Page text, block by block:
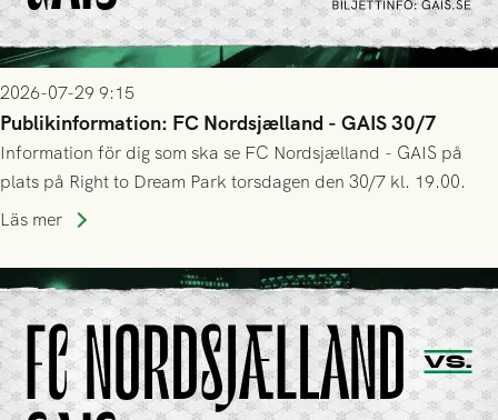
2026-07-29 9:15
Publikinformation: FC Nordsjælland - GAIS 30/7
Information för dig som ska se FC Nordsjælland - GAIS på
plats på Right to Dream Park torsdagen den 30/7 kl. 19.00.
Läs mer